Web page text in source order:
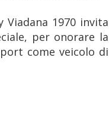
Viadana 1970 invita
per onorare la
come veicolo di